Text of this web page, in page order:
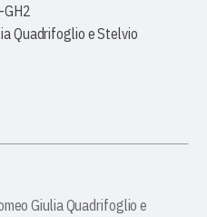
Quadrifoglio e Stelvio
Giulia Quadrifoglio e